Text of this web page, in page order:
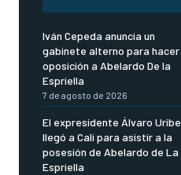
Iván Cepeda anuncia un
gabinete alterno para hacer
oposición a Abelardo De la
Espriella
7 de agosto de 2026
El expresidente Álvaro Uribe
llegó a Cali para asistir a la
posesión de Abelardo de La
Espriella